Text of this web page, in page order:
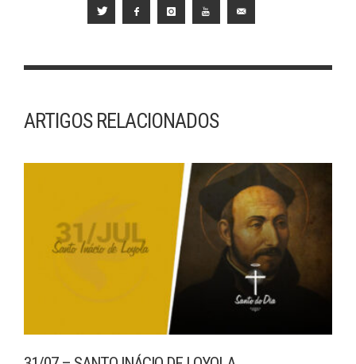
ARTIGOS RELACIONADOS